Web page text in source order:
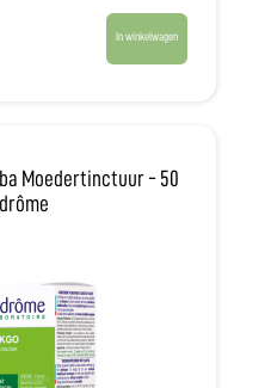
In winkelwagen
Moedertinctuur - 50